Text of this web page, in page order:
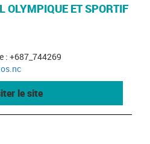
OLYMPIQUE ET SPORTIF
: +687_744269
le site